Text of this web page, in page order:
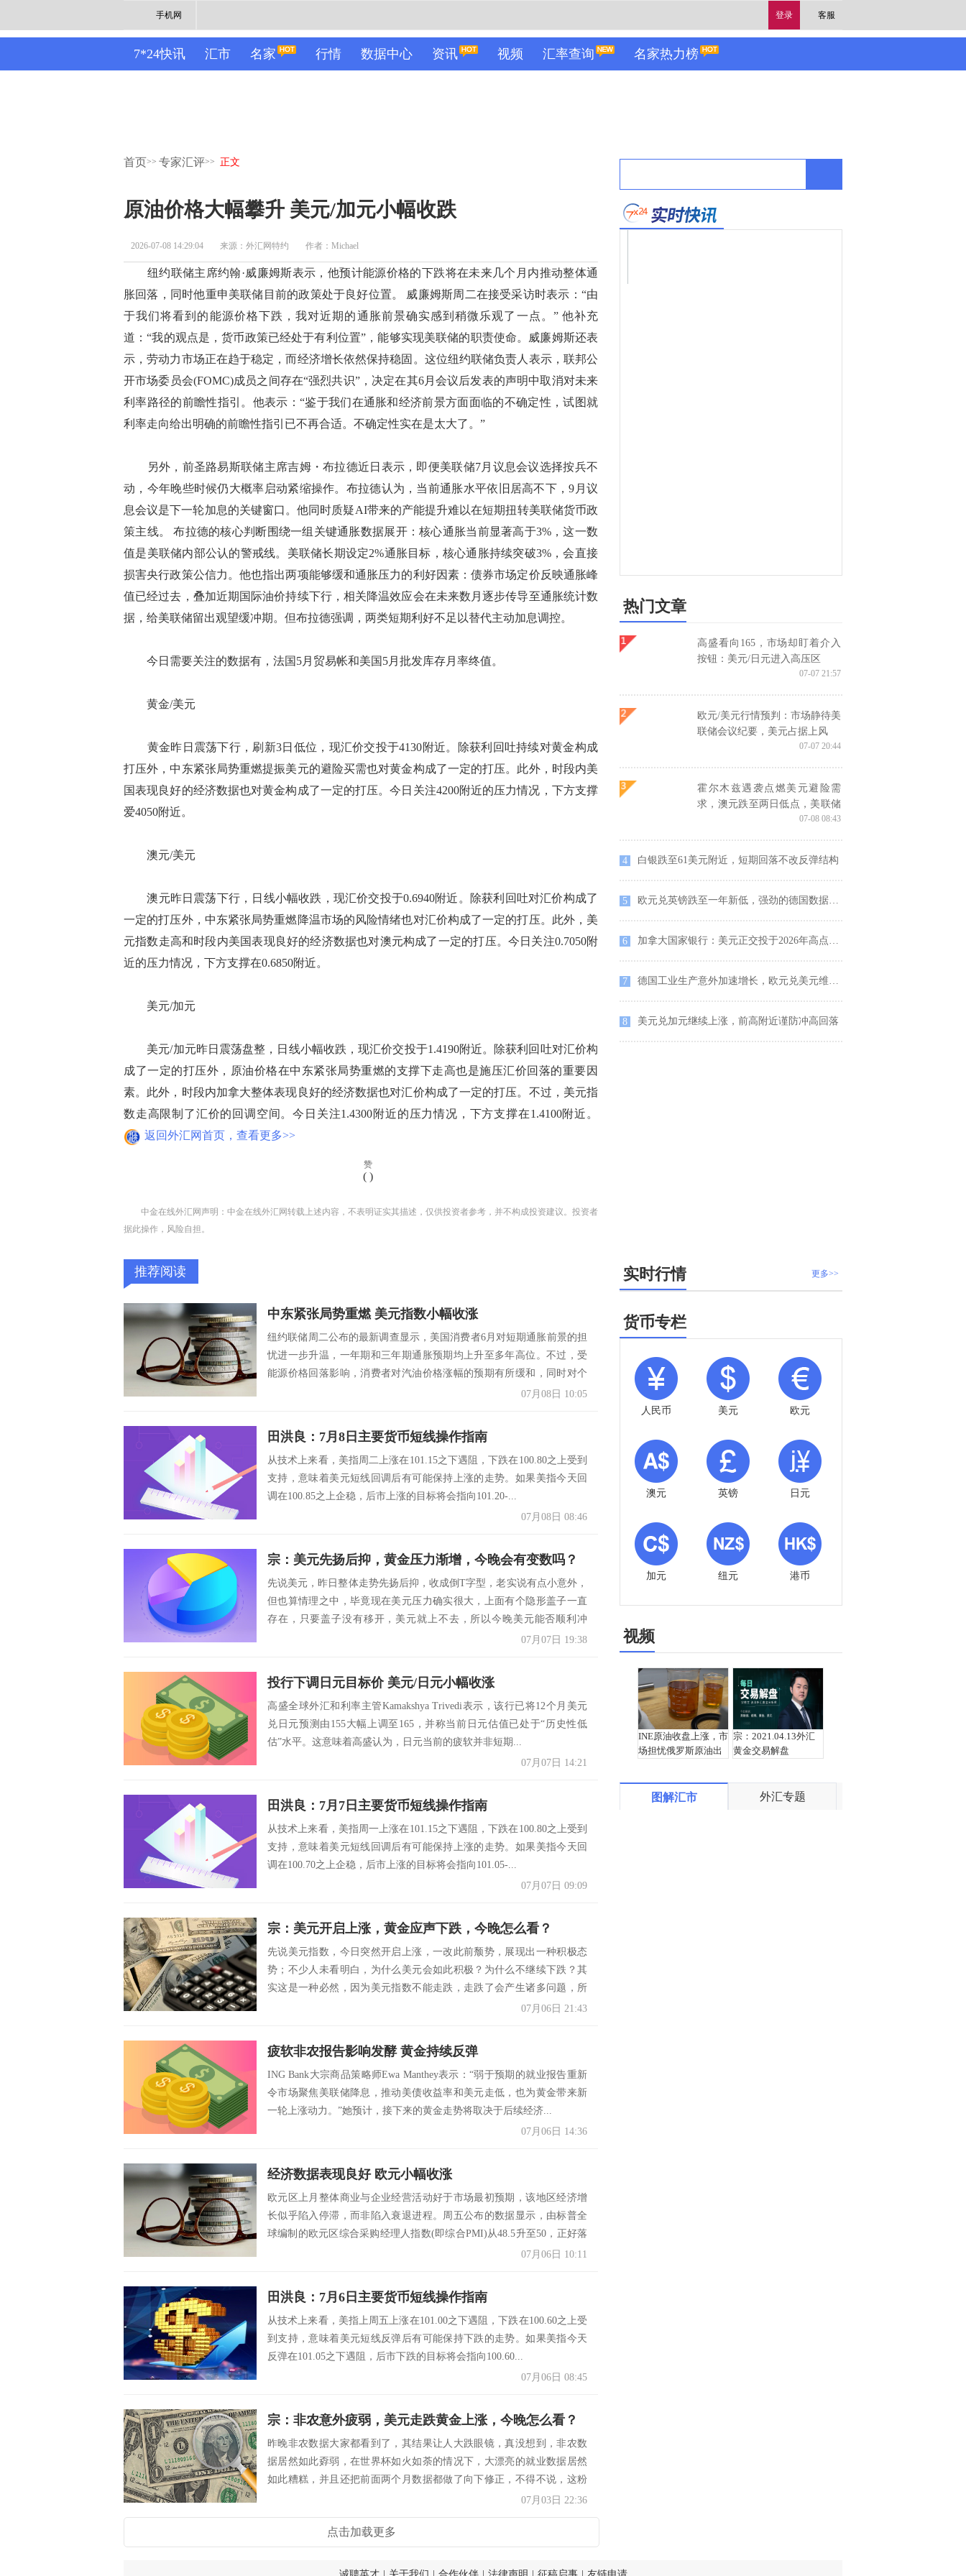
登录 客服
手机网
7*24快讯 汇市 名家 行情 数据中心 资讯 视频 汇率查询 名家热力榜
首页>> 专家汇评>> 正文
原油价格大幅攀升 美元/加元小幅收跌
2026-07-08 14:29:04 来源：外汇网特约 作者：Michael
纽约联储主席约翰·威廉姆斯表示，他预计能源价格的下跌将在未来几个月内推动整体通
胀回落，同时他重申美联储目前的政策处于良好位置。 威廉姆斯周二在接受采访时表示：“由
于我们将看到的能源价格下跌，我对近期的通胀前景确实感到稍微乐观了一点。” 他补充
道：“我的观点是，货币政策已经处于有利位置”，能够实现美联储的职责使命。威廉姆斯还表
示，劳动力市场正在趋于稳定，而经济增长依然保持稳固。这位纽约联储负责人表示，联邦公
开市场委员会(FOMC)成员之间存在“强烈共识”，决定在其6月会议后发表的声明中取消对未来
利率路径的前瞻性指引。他表示：“鉴于我们在通胀和经济前景方面面临的不确定性，试图就
利率走向给出明确的前瞻性指引已不再合适。不确定性实在是太大了。”
另外，前圣路易斯联储主席吉姆・布拉德近日表示，即便美联储7月议息会议选择按兵不
动，今年晚些时候仍大概率启动紧缩操作。布拉德认为，当前通胀水平依旧居高不下，9月议
息会议是下一轮加息的关键窗口。他同时质疑AI带来的产能提升难以在短期扭转美联储货币政
策主线。 布拉德的核心判断围绕一组关键通胀数据展开：核心通胀当前显著高于3%，这一数
值是美联储内部公认的警戒线。美联储长期设定2%通胀目标，核心通胀持续突破3%，会直接
损害央行政策公信力。他也指出两项能够缓和通胀压力的利好因素：债券市场定价反映通胀峰
值已经过去，叠加近期国际油价持续下行，相关降温效应会在未来数月逐步传导至通胀统计数
据，给美联储留出观望缓冲期。但布拉德强调，两类短期利好不足以替代主动加息调控。
今日需要关注的数据有，法国5月贸易帐和美国5月批发库存月率终值。
黄金/美元
黄金昨日震荡下行，刷新3日低位，现汇价交投于4130附近。除获利回吐持续对黄金构成
打压外，中东紧张局势重燃提振美元的避险买需也对黄金构成了一定的打压。此外，时段内美
国表现良好的经济数据也对黄金构成了一定的打压。今日关注4200附近的压力情况，下方支撑
爱4050附近。
澳元/美元
澳元昨日震荡下行，日线小幅收跌，现汇价交投于0.6940附近。除获利回吐对汇价构成了
一定的打压外，中东紧张局势重燃降温市场的风险情绪也对汇价构成了一定的打压。此外，美
元指数走高和时段内美国表现良好的经济数据也对澳元构成了一定的打压。今日关注0.7050附
近的压力情况，下方支撑在0.6850附近。
美元/加元
美元/加元昨日震荡盘整，日线小幅收跌，现汇价交投于1.4190附近。除获利回吐对汇价构
成了一定的打压外，原油价格在中东紧张局势重燃的支撑下走高也是施压汇价回落的重要因
素。此外，时段内加拿大整体表现良好的经济数据也对汇价构成了一定的打压。不过，美元指
数走高限制了汇价的回调空间。今日关注1.4300附近的压力情况，下方支撑在1.4100附近。
返回外汇网首页，查看更多>>
赞
( )
中金在线外汇网声明：中金在线外汇网转载上述内容，不表明证实其描述，仅供投资者参考，并不构成投资建议。投资者
据此操作，风险自担。
推荐阅读
中东紧张局势重燃 美元指数小幅收涨
纽约联储周二公布的最新调查显示，美国消费者6月对短期通胀前景的担
忧进一步升温，一年期和三年期通胀预期均上升至多年高位。不过，受
能源价格回落影响，消费者对汽油价格涨幅的预期有所缓和，同时对个
07月08日 10:05
田洪良：7月8日主要货币短线操作指南
从技术上来看，美指周二上涨在101.15之下遇阻，下跌在100.80之上受到
支持，意味着美元短线回调后有可能保持上涨的走势。如果美指今天回
调在100.85之上企稳，后市上涨的目标将会指向101.20-...
07月08日 08:46
宗：美元先扬后抑，黄金压力渐增，今晚会有变数吗？
先说美元，昨日整体走势先扬后抑，收成倒T字型，老实说有点小意外，
但也算情理之中，毕竟现在美元压力确实很大，上面有个隐形盖子一直
存在，只要盖子没有移开，美元就上不去，所以今晚美元能否顺利冲
07月07日 19:38
投行下调日元目标价 美元/日元小幅收涨
高盛全球外汇和利率主管Kamakshya Trivedi表示，该行已将12个月美元
兑日元预测由155大幅上调至165，并称当前日元估值已处于“历史性低
估”水平。这意味着高盛认为，日元当前的疲软并非短期...
07月07日 14:21
田洪良：7月7日主要货币短线操作指南
从技术上来看，美指周一上涨在101.15之下遇阻，下跌在100.80之上受到
支持，意味着美元短线回调后有可能保持上涨的走势。如果美指今天回
调在100.70之上企稳，后市上涨的目标将会指向101.05-...
07月07日 09:09
宗：美元开启上涨，黄金应声下跌，今晚怎么看？
先说美元指数，今日突然开启上涨，一改此前颓势，展现出一种积极态
势；不少人未看明白，为什么美元会如此积极？为什么不继续下跌？其
实这是一种必然，因为美元指数不能走跌，走跌了会产生诸多问题，所
07月06日 21:43
疲软非农报告影响发酵 黄金持续反弹
ING Bank大宗商品策略师Ewa Manthey表示：“弱于预期的就业报告重新
令市场聚焦美联储降息，推动美债收益率和美元走低，也为黄金带来新
一轮上涨动力。”她预计，接下来的黄金走势将取决于后续经济...
07月06日 14:36
经济数据表现良好 欧元小幅收涨
欧元区上月整体商业与企业经营活动好于市场最初预期，该地区经济增
长似乎陷入停滞，而非陷入衰退进程。周五公布的数据显示，由标普全
球编制的欧元区综合采购经理人指数(即综合PMI)从48.5升至50，正好落
07月06日 10:11
田洪良：7月6日主要货币短线操作指南
从技术上来看，美指上周五上涨在101.00之下遇阻，下跌在100.60之上受
到支持，意味着美元短线反弹后有可能保持下跌的走势。如果美指今天
反弹在101.05之下遇阻，后市下跌的目标将会指向100.60...
07月06日 08:45
宗：非农意外疲弱，美元走跌黄金上涨，今晚怎么看？
昨晚非农数据大家都看到了，其结果让人大跌眼镜，真没想到，非农数
据居然如此孬弱，在世界杯如火如荼的情况下，大漂亮的就业数据居然
如此糟糕，并且还把前面两个月数据都做了向下修正，不得不说，这粉
07月03日 22:36
点击加载更多
热门文章
高盛看向165，市场却盯着介入
按钮：美元/日元进入高压区
07-07 21:57
欧元/美元行情预判：市场静待美
联储会议纪要，美元占据上风
07-07 20:44
霍尔木兹遇袭点燃美元避险需
求，澳元跌至两日低点，美联储
会议纪要能否扭转颓势？07-08 08:43
4 白银跌至61美元附近，短期回落不改反弹结构
5 欧元兑英镑跌至一年新低，强劲的德国数据连一个反弹都撑不起来
6 加拿大国家银行：美元正交投于2026年高点，但三季度后“脆弱性”正在累积
7 德国工业生产意外加速增长，欧元兑美元维持1.1400附近震荡
8 美元兑加元继续上涨，前高附近谨防冲高回落
更多>>
实时行情
货币专栏
人民币 美元 欧元
澳元 英镑 日元
加元 纽元 港币
视频
INE原油收盘上涨，市
场担忧俄罗斯原油出
宗：2021.04.13外汇
黄金交易解盘
图解汇市 外汇专题